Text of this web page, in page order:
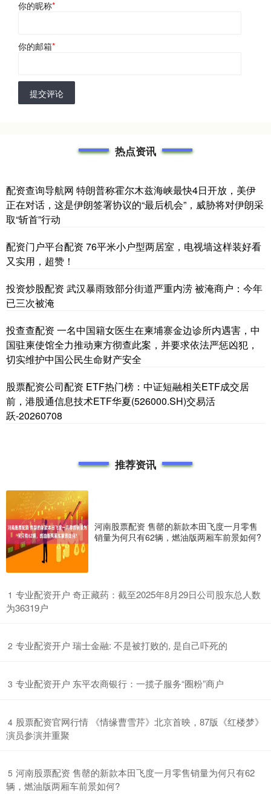
你的昵称*
你的邮箱*
提交评论
热点资讯
配资查询导航网 特朗普称霍尔木兹海峡最快4日开放，美伊
正在对话，这是伊朗签署协议的“最后机会”，威胁将对伊朗采
取“斩首”行动
配资门户平台配资 76平米小户型两居室，电视墙这样装好看
又实用，超赞！
投资炒股配资 武汉暴雨致部分街道严重内涝 被淹商户：今年
已三次被淹
投查查配资 一名中国籍女医生在柬埔寨金边诊所内遇害，中
国驻柬使馆全力推动柬方彻查此案，并要求依法严惩凶犯，
切实维护中国公民生命财产安全
股票配资公司配资 ETF热门榜：中证短融相关ETF成交居
前，港股通信息技术ETF华夏(526000.SH)交易活
跃-20260708
推荐资讯
河南股票配资 售罄的新款本田飞度一月零售
销量为何只有62辆，燃油版两厢车前景如何?
1 ​专业配资开户 奇正藏药：截至2025年8月29日公司股东总人数
为36319户
2 ​专业配资开户 瑞士金融: 不是被打败的, 是自己吓死的
3 ​专业配资开户 东平农商银行：一揽子服务“圈粉”商户
4 ​股票配资官网行情 《情缘曹雪芹》北京首映，87版《红楼梦》
演员参演并重聚
5 ​河南股票配资 售罄的新款本田飞度一月零售销量为何只有62
辆，燃油版两厢车前景如何?